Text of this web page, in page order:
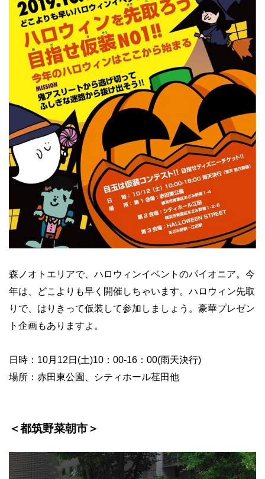
森ノオトエリアで、ハロウィンイベントのパイオニア。今
年は、どこよりも早く開催しちゃいます。ハロウィン先取
りで、はりきって仮装して参加しましょう。豪華プレゼン
ト企画もありますよ。
日時：10月12日(土)10：00-16：00(雨天決行)
場所：赤田東公園、シティホール荏田他
＜都筑野菜朝市＞